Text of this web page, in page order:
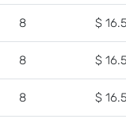
8 $
8 $
8 $